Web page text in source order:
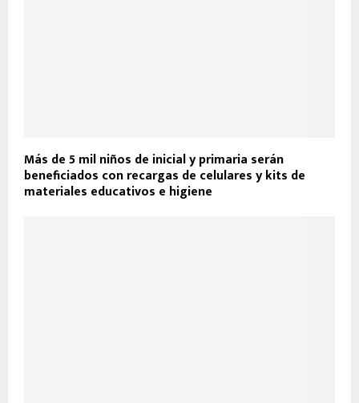
Más de 5 mil niños de inicial y primaria serán
beneficiados con recargas de celulares y kits de
materiales educativos e higiene